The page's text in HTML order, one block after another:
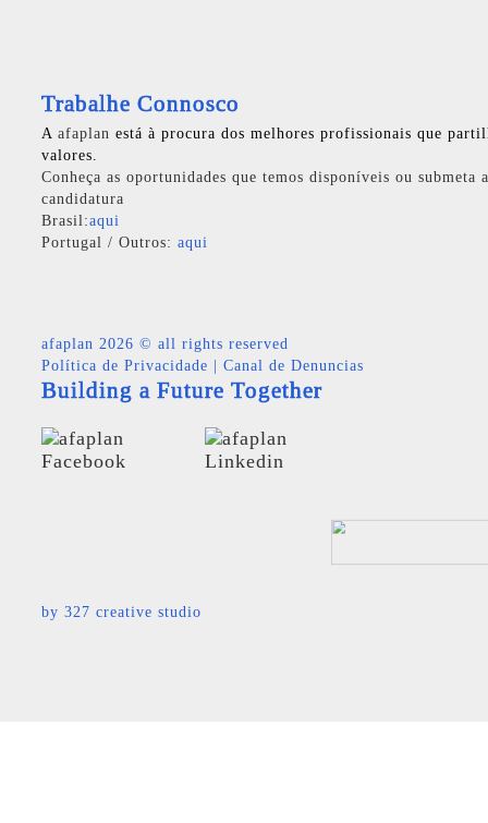
Trabalhe Connosco
A afaplan está à procura dos melhores profissionais que
valores.
Conheça as oportunidades que temos disponíveis ou submeta
candidatura
Brasil:aqui
Portugal / Outros: aqui
afaplan 2026 © all rights reserved
Política de Privacidade
Canal de Denuncias
Building a Future Together
by 327 creative studio